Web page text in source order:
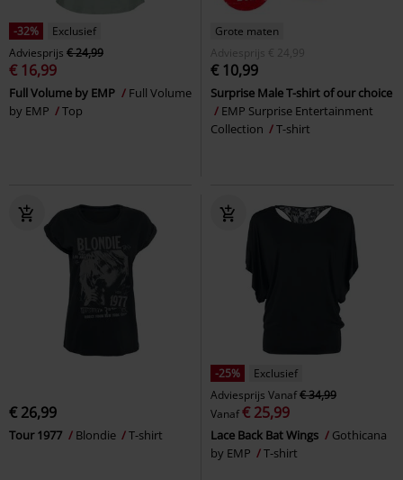
-32%
Exclusief
Adviesprijs € 24,99
€ 16,99
Full Volume by EMP
Full Volume
by EMP
Top
Grote maten
Adviesprijs
€ 24,99
€ 10,99
Surprise Male T-shirt of our choice
EMP Surprise Entertainment
Collection
T-shirt
€ 26,99
Tour 1977 Blondie T-shirt
-25%
Exclusief
Adviesprijs Vanaf€ 34,99
Vanaf€ 25,99
Lace Back Bat Wings
Gothicana
by EMP
T-shirt